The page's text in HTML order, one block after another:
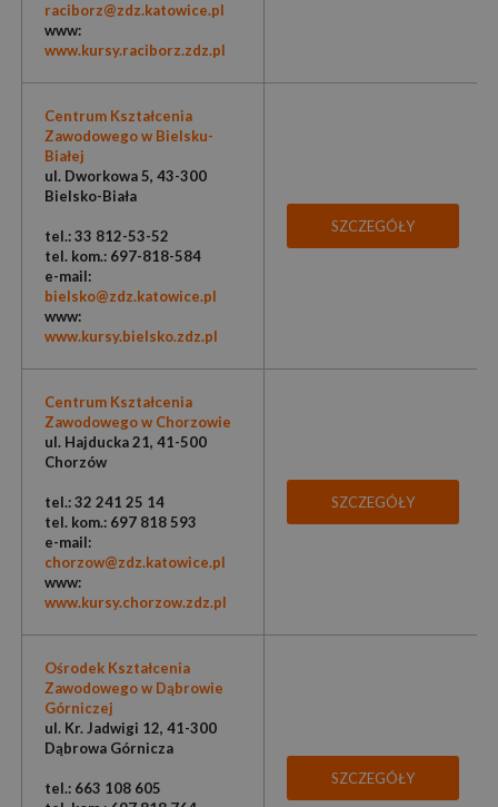
raciborz@zdz.katowice.pl
www:
www.kursy.raciborz.zdz.pl
Centrum Kształcenia
Zawodowego w Bielsku-
Białej
ul. Dworkowa 5, 43-300
Bielsko-Biała
tel.: 33 812-53-52
tel. kom.: 697-818-584
e-mail:
bielsko@zdz.katowice.pl
www:
www.kursy.bielsko.zdz.pl
SZCZEGÓŁY
Centrum Kształcenia
Zawodowego w Chorzowie
ul. Hajducka 21, 41-500
Chorzów
tel.: 32 241 25 14
tel. kom.: 697 818 593
e-mail:
chorzow@zdz.katowice.pl
www:
www.kursy.chorzow.zdz.pl
SZCZEGÓŁY
Ośrodek Kształcenia
Zawodowego w Dąbrowie
Górniczej
ul. Kr. Jadwigi 12, 41-300
Dąbrowa Górnicza
tel.: 663 108 605
SZCZEGÓŁY